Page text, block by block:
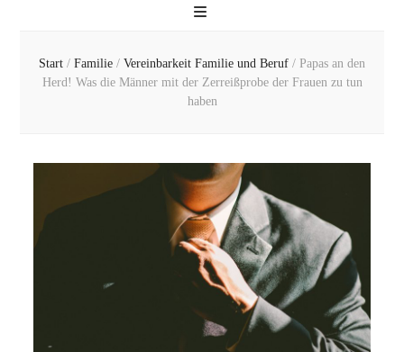
Start / Familie / Vereinbarkeit Familie und Beruf / Papas an den
Herd! Was die Männer mit der Zerreißprobe der Frauen zu tun
haben